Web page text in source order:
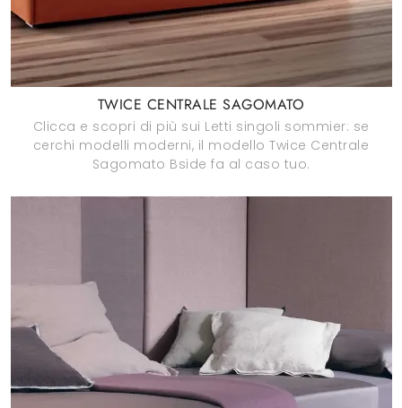
TWICE CENTRALE SAGOMATO
Clicca e scopri di più sui Letti singoli sommier: se
cerchi modelli moderni, il modello Twice Centrale
Sagomato Bside fa al caso tuo.